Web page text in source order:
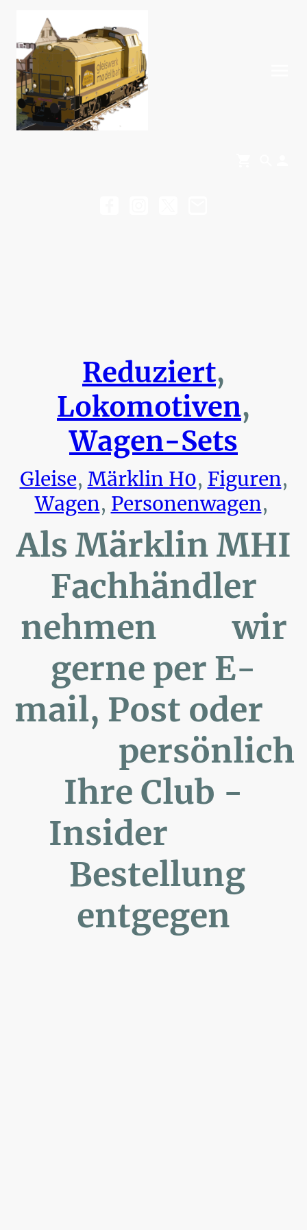
Reduziert,
Lokomotiven,
Wagen-Sets
Gleise, Märklin H0, Figuren,
Wagen, Personenwagen,
Als Märklin MHI
Fachhändler
nehmen wir
gerne per E-
mail, Post oder
persönlich
Ihre Club -
Insider
Bestellung
entgegen